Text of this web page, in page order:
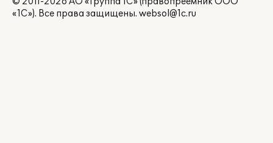
«1С»). Все права защищены. websol@1c.ru